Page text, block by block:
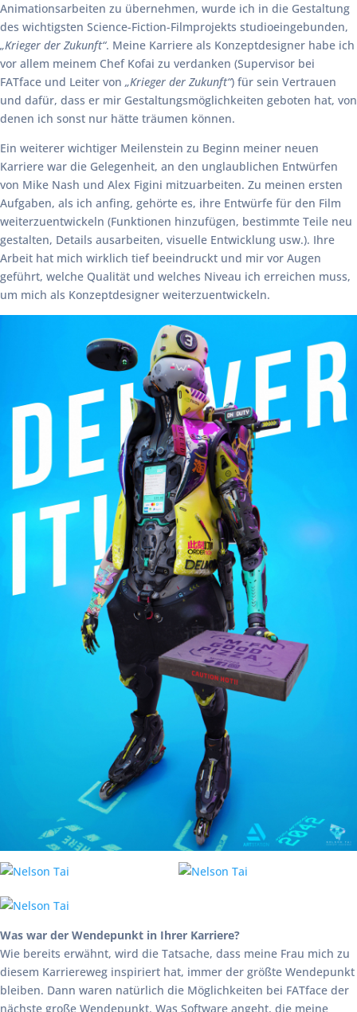
Animationsarbeiten zu übernehmen, wurde ich in die Gestaltung
des wichtigsten Science-Fiction-Filmprojekts studioeingebunden,
„Krieger der Zukunft“. Meine Karriere als Konzeptdesigner habe ich
vor allem meinem Chef Kofai zu verdanken (Supervisor bei
FATface und Leiter von „Krieger der Zukunft“) für sein Vertrauen
und dafür, dass er mir Gestaltungsmöglichkeiten geboten hat, von
denen ich sonst nur hätte träumen können.
Ein weiterer wichtiger Meilenstein zu Beginn meiner neuen
Karriere war die Gelegenheit, an den unglaublichen Entwürfen
von Mike Nash und Alex Figini mitzuarbeiten. Zu meinen ersten
Aufgaben, als ich anfing, gehörte es, ihre Entwürfe für den Film
weiterzuentwickeln (Funktionen hinzufügen, bestimmte Teile neu
gestalten, Details ausarbeiten, visuelle Entwicklung usw.). Ihre
Arbeit hat mich wirklich tief beeindruckt und mir vor Augen
geführt, welche Qualität und welches Niveau ich erreichen muss,
um mich als Konzeptdesigner weiterzuentwickeln.
Was war der Wendepunkt in Ihrer Karriere?
Wie bereits erwähnt, wird die Tatsache, dass meine Frau mich zu
diesem Karriereweg inspiriert hat, immer der größte Wendepunkt
bleiben. Dann waren natürlich die Möglichkeiten bei FATface der
nächste große Wendepunkt. Was Software angeht, die meine